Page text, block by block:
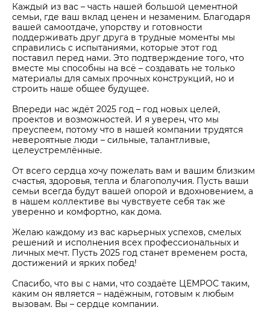
Каждый из вас – часть нашей большой цементной
семьи, где ваш вклад ценен и незаменим. Благодаря
вашей самоотдаче, упорству и готовности
поддерживать друг друга в трудные моменты мы
справились с испытаниями, которые этот год
поставил перед нами. Это подтверждение того, что
вместе мы способны на всё – создавать не только
материалы для самых прочных конструкций, но и
строить наше общее будущее.
Впереди нас ждёт 2025 год – год новых целей,
проектов и возможностей. И я уверен, что мы
преуспеем, потому что в нашей компании трудятся
невероятные люди – сильные, талантливые,
целеустремлённые.
От всего сердца хочу пожелать вам и вашим близким
счастья, здоровья, тепла и благополучия. Пусть ваши
семьи всегда будут вашей опорой и вдохновением, а
в нашем коллективе вы чувствуете себя так же
уверенно и комфортно, как дома.
Желаю каждому из вас карьерных успехов, смелых
решений и исполнения всех профессиональных и
личных мечт. Пусть 2025 год станет временем роста,
достижений и ярких побед!
Спасибо, что вы с нами, что создаёте ЦЕМРОС таким,
каким он является – надёжным, готовым к любым
вызовам. Вы – сердце компании.